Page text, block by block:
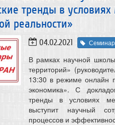
тренды в
реальности»
04.02.2021
В рамках научной
территорий»
13:30 в режиме онлайн
экономика». С
тренды в условиях
выступит научный
процессов и